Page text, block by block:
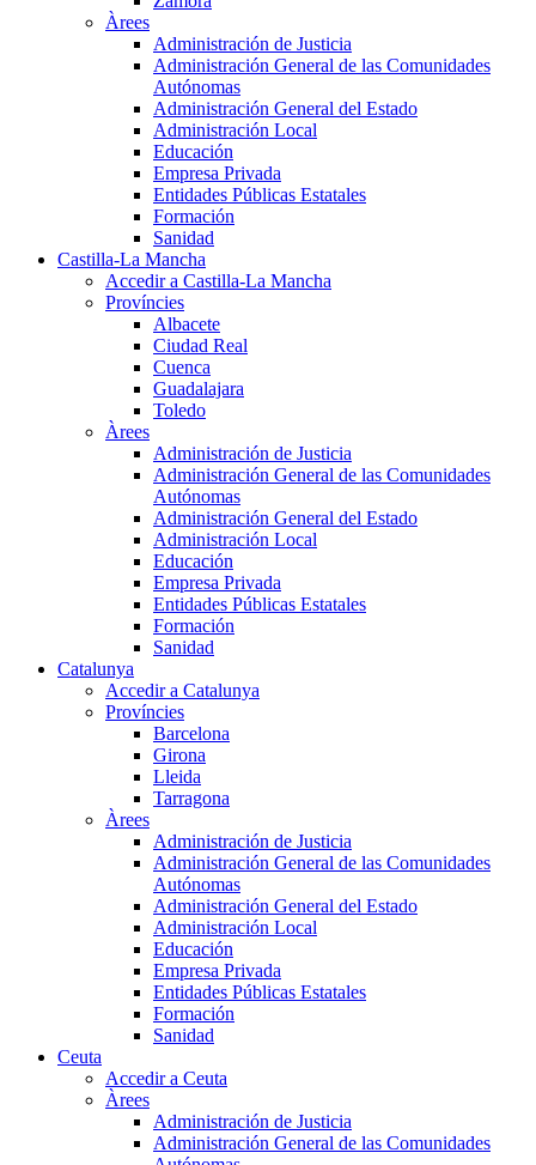
Àrees
Administración de Justicia
Administración General de las Comunidades
Autónomas
Administración General del Estado
Administración Local
Educación
Empresa Privada
Entidades Públicas Estatales
Formación
Sanidad
Castilla-La Mancha
Accedir a Castilla-La Mancha
Províncies
Albacete
Ciudad Real
Cuenca
Guadalajara
Toledo
Àrees
Administración de Justicia
Administración General de las Comunidades
Autónomas
Administración General del Estado
Administración Local
Educación
Empresa Privada
Entidades Públicas Estatales
Formación
Sanidad
Catalunya
Accedir a Catalunya
Províncies
Barcelona
Girona
Lleida
Tarragona
Àrees
Administración de Justicia
Administración General de las Comunidades
Autónomas
Administración General del Estado
Administración Local
Educación
Empresa Privada
Entidades Públicas Estatales
Formación
Sanidad
Ceuta
Accedir a Ceuta
Àrees
Administración de Justicia
Administración General de las Comunidades